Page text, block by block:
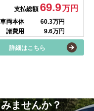
支払総額69.9万円
車両本体
60.3万円
諸費用
9.6万円
詳細はこちら
ませんか？